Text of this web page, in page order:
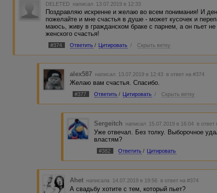
DELETED написал 13.07.2019 в 12:33
Поздравляю искренне и желаю во всем понимания! И
пожелайте и мне счастья в душе - может кусочек и
маюсь, живу в гражданском браке с парнем, а он пьет
женского счастья!
#374 Ответить / Цитировать / Скрыть ветку
alex587 написал 13.07.2019 в 12:43 в ответ на #374
Желаю вам счастья. Спасибо.
#377 Ответить / Цитировать / Скрыть ветку
Sergeitch написал 15.07.2019 в 16:04 в ответ
Уже отвечал. Без толку. Выборочное
властям?
#382 Ответить / Цитировать
Ahet написала 14.07.2019 в 19:56 в ответ на #374
А свадьбу хотите с тем, который пьет?